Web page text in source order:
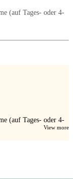
(auf Tages- oder 4-
(auf Tages- oder 4-
View more